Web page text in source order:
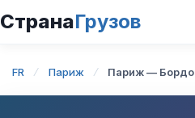
СтранаГрузов
FR Париж Париж — Бордо